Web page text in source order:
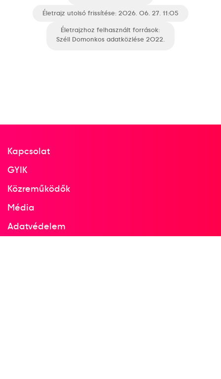
Életrajz utolsó frissítése: 2026. 06. 27. 11:05
Életrajzhoz felhasznált források:
Széll Domonkos adatközlése 2022.
Kapcsolat
GYIK
Közreműködők
Média
Adatvédelem